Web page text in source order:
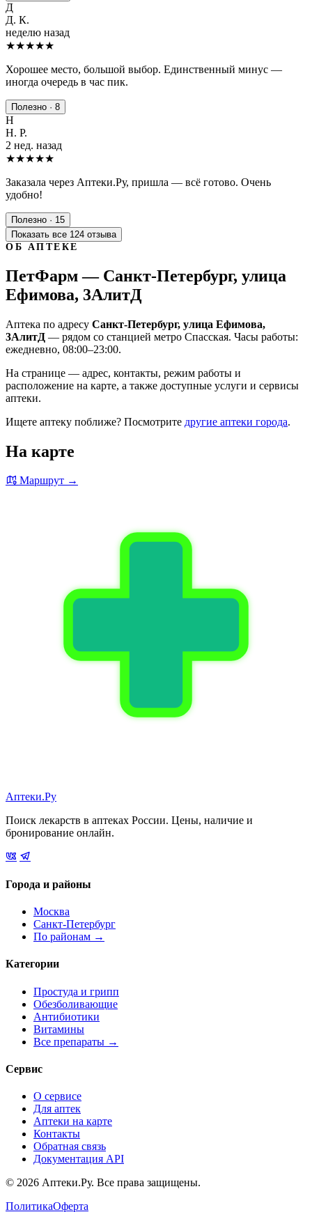
Д
Д. К.
неделю назад
★★★★★
Хорошее место, большой выбор. Единственный минус —
иногда очередь в час пик.
Полезно · 8
Н
Н. Р.
2 нед. назад
★★★★★
Заказала через Аптеки.Ру, пришла — всё готово. Очень
удобно!
Полезно · 15
Показать все 124 отзыва
ОБ АПТЕКЕ
ПетФарм — Санкт-Петербург, улица
Ефимова, 3АлитД
Аптека по адресу Санкт-Петербург, улица Ефимова,
3АлитД — рядом со станцией метро Спасская. Часы работы:
ежедневно, 08:00–23:00.
На странице — адрес, контакты, режим работы и
расположение на карте, а также доступные услуги и сервисы
аптеки.
Ищете аптеку поближе? Посмотрите другие аптеки города.
На карте
Маршрут →
Аптеки.Ру
Поиск лекарств в аптеках России. Цены, наличие и
бронирование онлайн.
Города и районы
Москва
Санкт-Петербург
По районам →
Категории
Простуда и грипп
Обезболивающие
Антибиотики
Витамины
Все препараты →
Сервис
О сервисе
Для аптек
Аптеки на карте
Контакты
Обратная связь
Документация API
© 2026 Аптеки.Ру. Все права защищены.
ПолитикаОферта